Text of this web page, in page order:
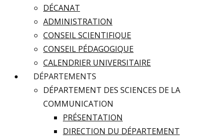
DÉCANAT
ADMINISTRATION
CONSEIL SCIENTIFIQUE
CONSEIL PÉDAGOGIQUE
CALENDRIER UNIVERSITAIRE
DÉPARTEMENTS
DÉPARTEMENT DES SCIENCES DE LA
COMMUNICATION
PRÉSENTATION
DIRECTION DU DÉPARTEMENT